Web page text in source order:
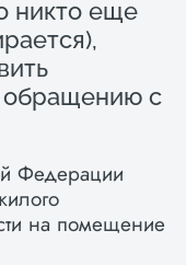
никто еще
обращению с
Федерации
на помещение